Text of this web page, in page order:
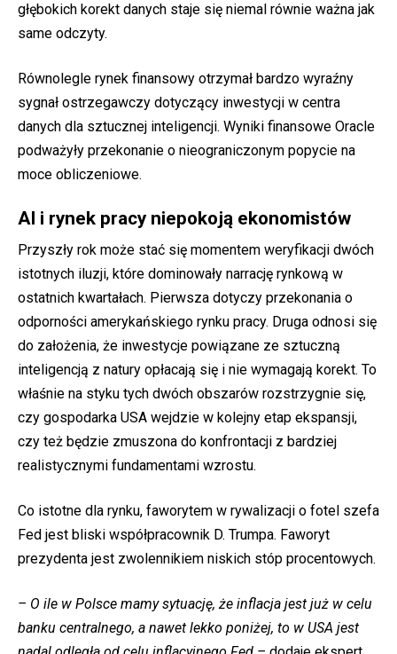
głębokich korekt danych staje się niemal równie ważna jak
same odczyty.
Równolegle rynek finansowy otrzymał bardzo wyraźny
sygnał ostrzegawczy dotyczący inwestycji w centra
danych dla sztucznej inteligencji. Wyniki finansowe Oracle
podważyły przekonanie o nieograniczonym popycie na
moce obliczeniowe.
AI i rynek pracy niepokoją ekonomistów
Przyszły rok może stać się momentem weryfikacji dwóch
istotnych iluzji, które dominowały narrację rynkową w
ostatnich kwartałach. Pierwsza dotyczy przekonania o
odporności amerykańskiego rynku pracy. Druga odnosi się
do założenia, że inwestycje powiązane ze sztuczną
inteligencją z natury opłacają się i nie wymagają korekt. To
właśnie na styku tych dwóch obszarów rozstrzygnie się,
czy gospodarka USA wejdzie w kolejny etap ekspansji,
czy też będzie zmuszona do konfrontacji z bardziej
realistycznymi fundamentami wzrostu.
Co istotne dla rynku, faworytem w rywalizacji o fotel szefa
Fed jest bliski współpracownik D. Trumpa. Faworyt
prezydenta jest zwolennikiem niskich stóp procentowych.
– O ile w Polsce mamy sytuację, że inflacja jest już w celu
banku centralnego, a nawet lekko poniżej, to w USA jest